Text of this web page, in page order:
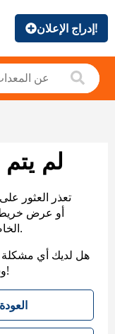
إدراج الإعلان!
لم
تعذر العثور
الخاصة بنا لمساعدتك في العثور على ما تريد.
هل لديك أي مشكلة
وسنعاود التواصل معك. شكرًا على صبرك!